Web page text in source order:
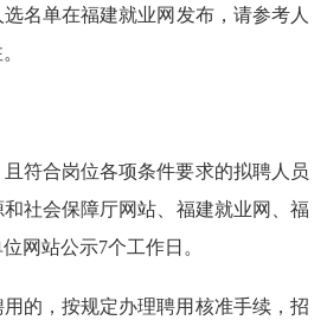
名单在福建就业网发布，请参考人
符合岗位各项条件要求的拟聘人员
社会保障厅网站、福建就业网、福
网站公示7个工作日。
的，按规定办理聘用核准手续，招